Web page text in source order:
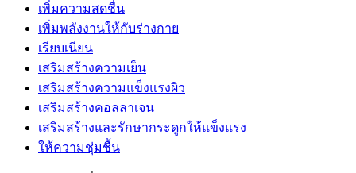
เพิ่มความสดชื่น
เพิ่มพลังงานให้กับร่างกาย
เรียบเนียน
เสริมสร้างความเย็น
เสริมสร้างความแข็งแรงผิว
เสริมสร้างคอลลาเจน
เสริมสร้างและรักษากระดูกให้แข็งแรง
ให้ความชุ่มชื้น